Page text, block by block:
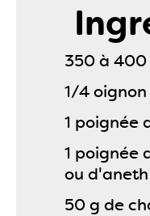
350 à 400
1/4
1 poignée
1 poignée
ou
50 g de